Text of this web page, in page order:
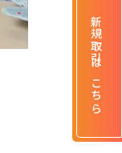
新規取引はこちら